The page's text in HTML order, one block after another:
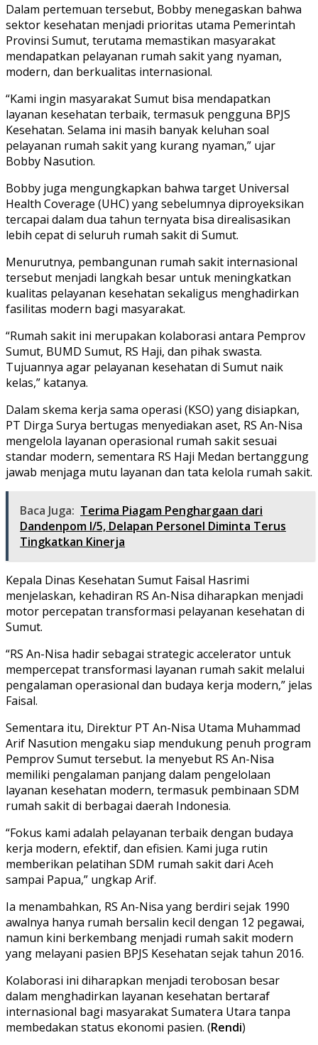
Dalam pertemuan tersebut, Bobby menegaskan bahwa
sektor kesehatan menjadi prioritas utama Pemerintah
Provinsi Sumut, terutama memastikan masyarakat
mendapatkan pelayanan rumah sakit yang nyaman,
modern, dan berkualitas internasional.
“Kami ingin masyarakat Sumut bisa mendapatkan
layanan kesehatan terbaik, termasuk pengguna BPJS
Kesehatan. Selama ini masih banyak keluhan soal
pelayanan rumah sakit yang kurang nyaman,” ujar
Bobby Nasution.
Bobby juga mengungkapkan bahwa target Universal
Health Coverage (UHC) yang sebelumnya diproyeksikan
tercapai dalam dua tahun ternyata bisa direalisasikan
lebih cepat di seluruh rumah sakit di Sumut.
Menurutnya, pembangunan rumah sakit internasional
tersebut menjadi langkah besar untuk meningkatkan
kualitas pelayanan kesehatan sekaligus menghadirkan
fasilitas modern bagi masyarakat.
“Rumah sakit ini merupakan kolaborasi antara Pemprov
Sumut, BUMD Sumut, RS Haji, dan pihak swasta.
Tujuannya agar pelayanan kesehatan di Sumut naik
kelas,” katanya.
Dalam skema kerja sama operasi (KSO) yang disiapkan,
PT Dirga Surya bertugas menyediakan aset, RS An-Nisa
mengelola layanan operasional rumah sakit sesuai
standar modern, sementara RS Haji Medan bertanggung
jawab menjaga mutu layanan dan tata kelola rumah sakit.
Baca Juga: Terima Piagam Penghargaan dari
Dandenpom I/5, Delapan Personel Diminta Terus
Tingkatkan Kinerja
Kepala Dinas Kesehatan Sumut Faisal Hasrimi
menjelaskan, kehadiran RS An-Nisa diharapkan menjadi
motor percepatan transformasi pelayanan kesehatan di
Sumut.
“RS An-Nisa hadir sebagai strategic accelerator untuk
mempercepat transformasi layanan rumah sakit melalui
pengalaman operasional dan budaya kerja modern,” jelas
Faisal.
Sementara itu, Direktur PT An-Nisa Utama Muhammad
Arif Nasution mengaku siap mendukung penuh program
Pemprov Sumut tersebut. Ia menyebut RS An-Nisa
memiliki pengalaman panjang dalam pengelolaan
layanan kesehatan modern, termasuk pembinaan SDM
rumah sakit di berbagai daerah Indonesia.
“Fokus kami adalah pelayanan terbaik dengan budaya
kerja modern, efektif, dan efisien. Kami juga rutin
memberikan pelatihan SDM rumah sakit dari Aceh
sampai Papua,” ungkap Arif.
Ia menambahkan, RS An-Nisa yang berdiri sejak 1990
awalnya hanya rumah bersalin kecil dengan 12 pegawai,
namun kini berkembang menjadi rumah sakit modern
yang melayani pasien BPJS Kesehatan sejak tahun 2016.
Kolaborasi ini diharapkan menjadi terobosan besar
dalam menghadirkan layanan kesehatan bertaraf
internasional bagi masyarakat Sumatera Utara tanpa
membedakan status ekonomi pasien. (Rendi)